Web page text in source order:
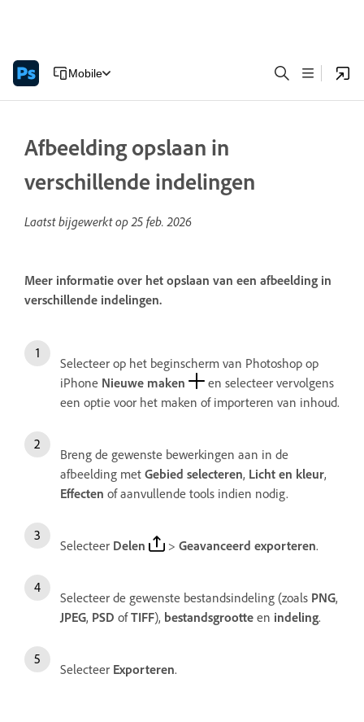
Mobile
Afbeelding opslaan in
verschillende indelingen
Laatst bijgewerkt op25 feb. 2026
Meer informatie over het opslaan van een afbeelding in
verschillende indelingen.
Selecteer op het beginscherm van Photoshop op
iPhone Nieuwe maken
en selecteer vervolgens
een optie voor het maken of importeren van inhoud.
Breng de gewenste bewerkingen aan in de
afbeelding met Gebied selecteren, Licht en kleur,
Effecten of aanvullende tools indien nodig.
Selecteer Delen > Geavanceerd exporteren.
Selecteer de gewenste bestandsindeling (zoals PNG,
JPEG, PSD ofTIFF), bestandsgrootte en indeling.
Selecteer Exporteren.